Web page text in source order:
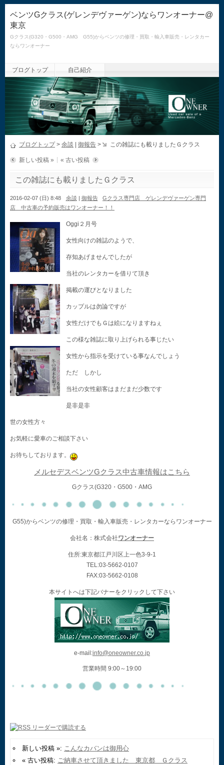
ベンツGクラス(ゲレンデヴァーゲン)ならワンオーナー@
東京
Gクラス(G320・G500・AMG G55)からベンツの修理・買取・輸入車販売・レンタカー
ならワンオーナー
ブログトップ 自己紹介
ブログトップ> 余談 御報告 > この雑誌にも載りましたＧクラス
新しい投稿 » « 古い投稿
この雑誌にも載りましたＧクラス
2016-02-07 (日) 8:48 余談 | 御報告
Gクラス専門店 ゲレンデヴァーゲン専門
店 中古車の予約販売はワンオーナー！！
Oggi２月号
女性向けの雑誌のようで、
存知あげませんでしたが
当社のレンタカーを借りて頂き
掲載の運びとなりました
カップルは勿論ですが
女性だけでもＧは絵になりますねぇ
この様な雑誌に取り上げられる事じたい
女性から指示を受けている事なんでしょう
ただ しかし
当社の女性顧客はまだまだ少数です
是非是非
世の女性方々
お気軽に愛車のご相談下さい
お待ちしております。
メルセデスベンツGクラス中古車情報はこちら
Gクラス(G320・G500・AMG
G55)からベンツの修理・買取・輸入車販売・レンタカーならワンオーナー
会社名：株式会社ワンオーナー
住所:東京都江戸川区上一色3-9-1
TEL:03-5662-0107
FAX:03-5662-0108
本サイトへは下記バナーをクリックして下さい
e-mail:info@oneowner.co.jp
営業時間 9:00～19:00
新しい投稿 »: こんなカバンは御用心
« 古い投稿: ご納車させて頂きました 東京都 Ｇクラス